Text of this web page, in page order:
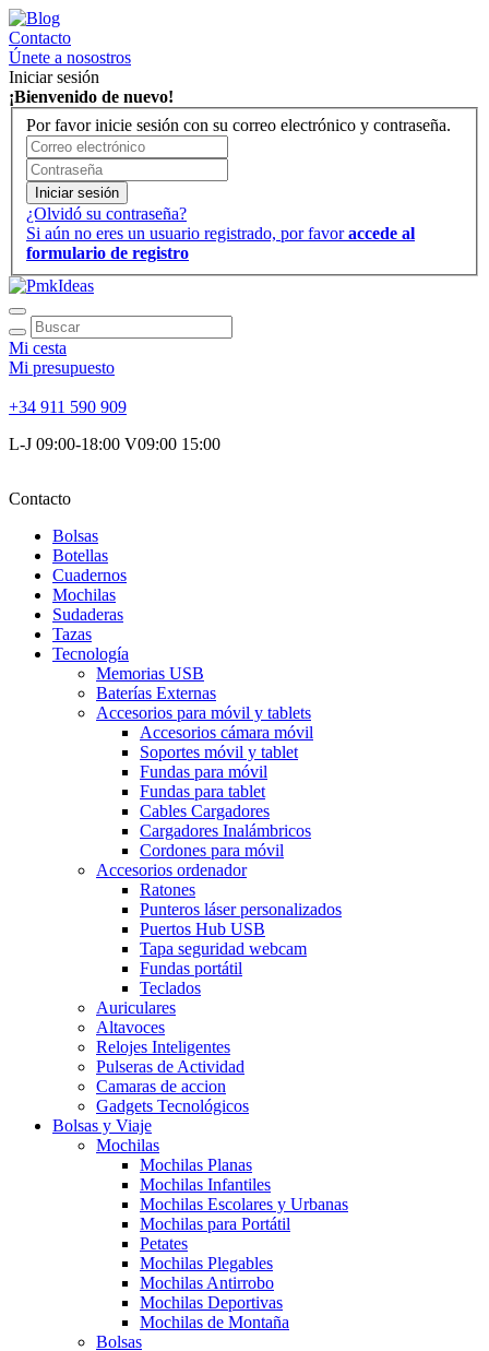
Contacto
Únete a nosostros
Iniciar sesión
¡Bienvenido de nuevo!
Por favor inicie sesión con su correo electrónico y contraseña.
Iniciar sesión
¿Olvidó su contraseña?
Si aún no eres un usuario registrado, por favoraccede al
formulario de registro
Mi cesta
Mi presupuesto
+34 911 590 909
L-J 09:00-18:00 V09:00 15:00
Contacto
Bolsas
Botellas
Cuadernos
Mochilas
Sudaderas
Tazas
Tecnología
Memorias USB
Baterías Externas
Accesorios para móvil y tablets
Accesorios cámara móvil
Soportes móvil y tablet
Fundas para móvil
Fundas para tablet
Cables Cargadores
Cargadores Inalámbricos
Cordones para móvil
Accesorios ordenador
Ratones
Punteros láser personalizados
Puertos Hub USB
Tapa seguridad webcam
Fundas portátil
Teclados
Auriculares
Altavoces
Relojes Inteligentes
Pulseras de Actividad
Camaras de accion
Gadgets Tecnológicos
Bolsas y Viaje
Mochilas
Mochilas Planas
Mochilas Infantiles
Mochilas Escolares y Urbanas
Mochilas para Portátil
Petates
Mochilas Plegables
Mochilas Antirrobo
Mochilas Deportivas
Mochilas de Montaña
Bolsas